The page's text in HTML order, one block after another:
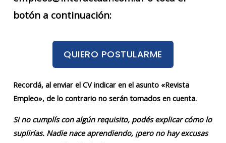
botón a continuación:
QUIERO POSTULARME
Recordá, al enviar el CV indicar en el asunto «Revista
Empleo», de lo contrario no serán tomados en cuenta.
Si no cumplís con algún requisito, podés explicar cómo lo
suplirías. Nadie nace aprendiendo, ¡pero no hay excusas